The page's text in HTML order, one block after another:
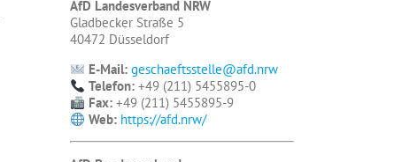
AfD Landesverband NRW
Gladbecker Straße 5
40472 Düsseldorf
E-Mail: geschaeftsstelle@afd.nrw
Telefon: +49 (211) 5455895-0
Fax: +49 (211) 5455895-9
Web: https://afd.nrw/